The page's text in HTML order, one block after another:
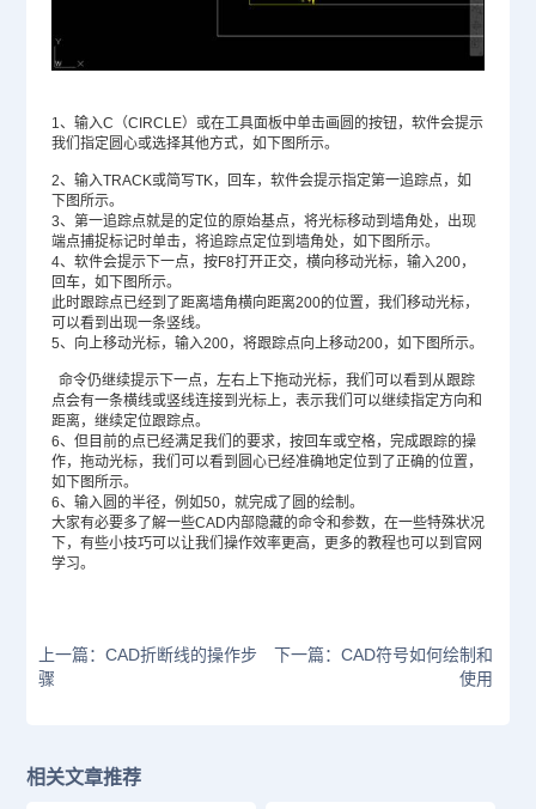
1、输入C（CIRCLE）或在工具面板中单击画圆的按钮，软件会提示
我们指定圆心或选择其他方式，如下图所示。
2、输入TRACK或简写TK，回车，软件会提示指定第一追踪点，如
下图所示。
3、第一追踪点就是的定位的原始基点，将光标移动到墙角处，出现
端点捕捉标记时单击，将追踪点定位到墙角处，如下图所示。
4、软件会提示下一点，按F8打开正交，横向移动光标，输入200，
回车，如下图所示。
此时跟踪点已经到了距离墙角横向距离200的位置，我们移动光标，
可以看到出现一条竖线。
5、向上移动光标，输入200，将跟踪点向上移动200，如下图所示。
命令仍继续提示下一点，左右上下拖动光标，我们可以看到从跟踪
点会有一条横线或竖线连接到光标上，表示我们可以继续指定方向和
距离，继续定位跟踪点。
6、但目前的点已经满足我们的要求，按回车或空格，完成跟踪的操
作，拖动光标，我们可以看到圆心已经准确地定位到了正确的位置，
如下图所示。
6、输入圆的半径，例如50，就完成了圆的绘制。
大家有必要多了解一些CAD内部隐藏的命令和参数，在一些特殊状况
下，有些小技巧可以让我们操作效率更高，更多的教程也可以到官网
学习。
上一篇：CAD折断线的操作步
骤
下一篇：CAD符号如何绘制和
使用
相关文章推荐